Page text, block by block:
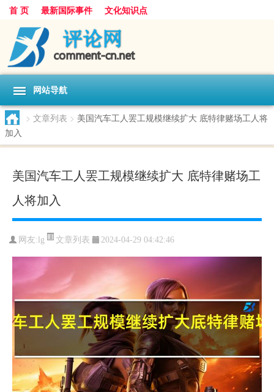
首 页 最新国际事件 文化知识点
网站导航
> 文章列表 > 美国汽车工人罢工规模继续扩大 底特律赌场工人将
加入
美国汽车工人罢工规模继续扩大 底特律赌场工
人将加入
网友: lg 文章列表 2024-04-29 04:42:46